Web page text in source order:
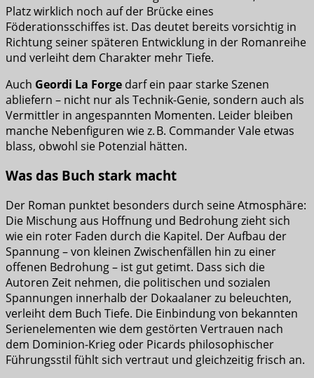
Platz wirklich noch auf der Brücke eines
Föderationsschiffes ist. Das deutet bereits vorsichtig in
Richtung seiner späteren Entwicklung in der Romanreihe
und verleiht dem Charakter mehr Tiefe.
Auch Geordi La Forge darf ein paar starke Szenen
abliefern – nicht nur als Technik-Genie, sondern auch als
Vermittler in angespannten Momenten. Leider bleiben
manche Nebenfiguren wie z. B. Commander Vale etwas
blass, obwohl sie Potenzial hätten.
Was das Buch stark macht
Der Roman punktet besonders durch seine Atmosphäre:
Die Mischung aus Hoffnung und Bedrohung zieht sich
wie ein roter Faden durch die Kapitel. Der Aufbau der
Spannung – von kleinen Zwischenfällen hin zu einer
offenen Bedrohung – ist gut getimt. Dass sich die
Autoren Zeit nehmen, die politischen und sozialen
Spannungen innerhalb der Dokaalaner zu beleuchten,
verleiht dem Buch Tiefe. Die Einbindung von bekannten
Serienelementen wie dem gestörten Vertrauen nach
dem Dominion-Krieg oder Picards philosophischer
Führungsstil fühlt sich vertraut und gleichzeitig frisch an.